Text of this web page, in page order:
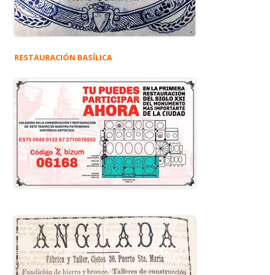
RESTAURACIÓN BASÍLICA